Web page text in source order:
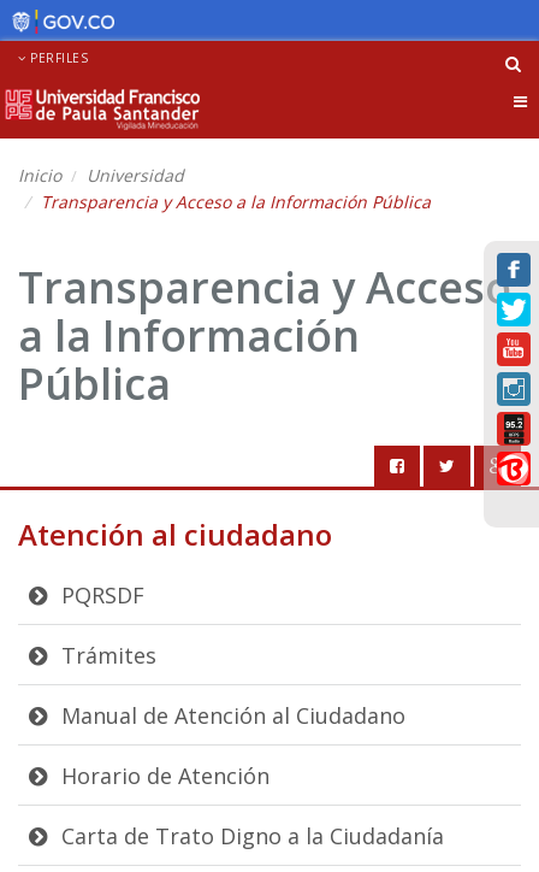
PERFILES
Inicio
Universidad
Transparencia y Acceso a la Información Pública
Transparencia y Acceso
a la Información
Pública
Atención al ciudadano
PQRSDF
Trámites
Manual de Atención al Ciudadano
Horario de Atención
Carta de Trato Digno a la Ciudadanía